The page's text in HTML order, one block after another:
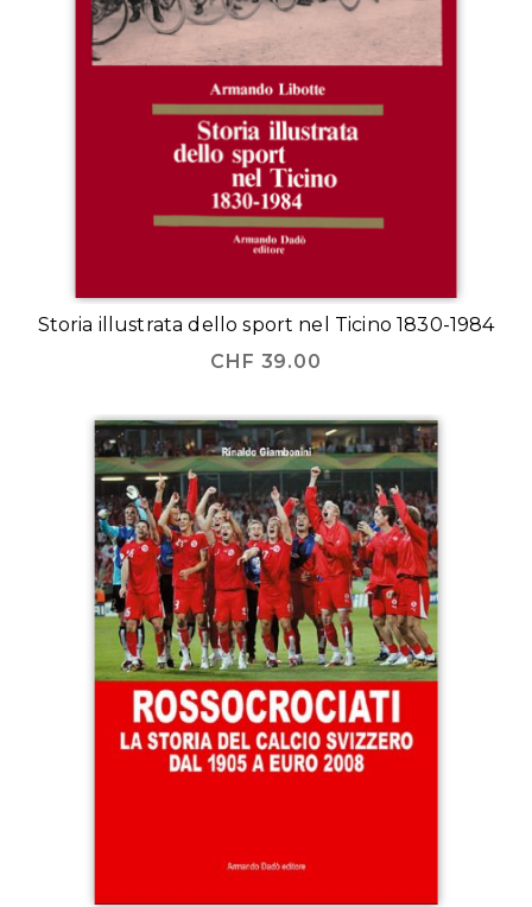
Storia illustrata dello sport nel Ticino 1830-1984
CHF 39.00